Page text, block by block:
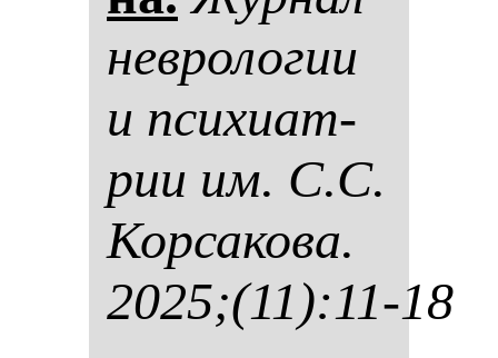
нев­ро­ло­гии
и пси­хи­ат­
рии им. С.С.
Кор­са­ко­ва.
2025;(11):11-18